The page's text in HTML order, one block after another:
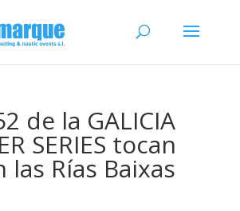
de la GALICIA
SERIES tocan
las Rías Baixas